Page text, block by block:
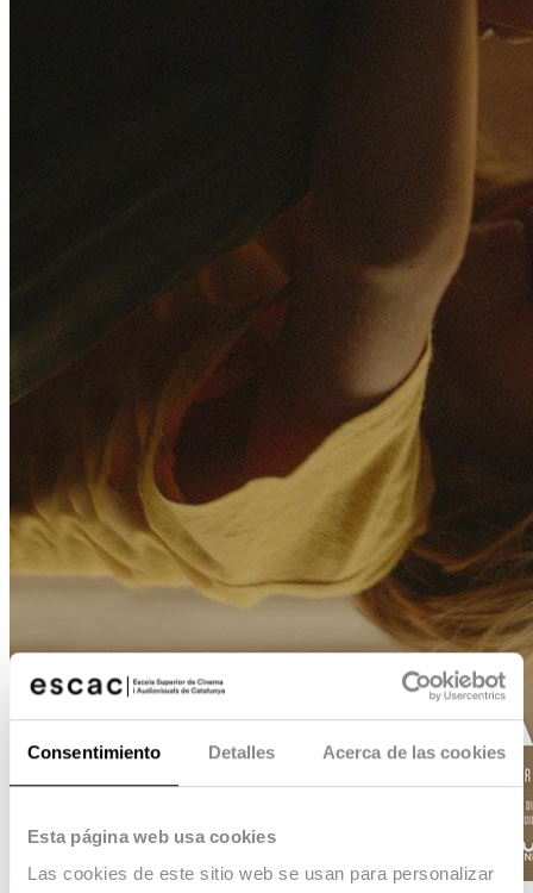
Consentimiento Detalles Acerca de las cookies
Esta página web usa cookies
Las cookies de este sitio web se usan para personalizar